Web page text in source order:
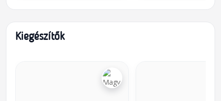
Kiegészítők